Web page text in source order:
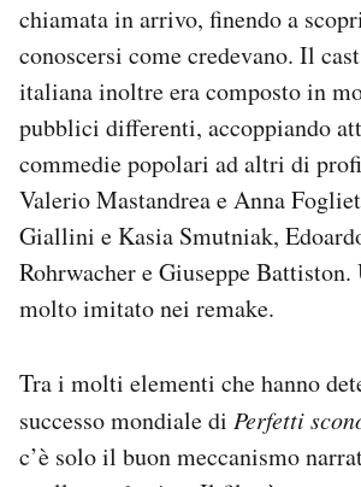
chiamata in arrivo, finendo a
conoscersi come credevano. Il
italiana inoltre era composto in
pubblici differenti, accoppiando
commedie popolari ad altri di
Valerio Mastandrea e Anna
Giallini e Kasia Smutniak,
Rohrwacher e Giuseppe
molto imitato nei remake.
Tra i molti elementi che hanno
successo mondiale di Perfetti
c’è solo il buon meccanismo